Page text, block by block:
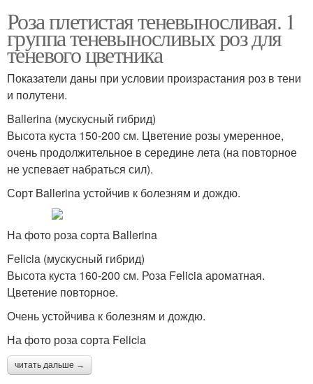
Роза плетистая теневыносливая. 1
группа теневыносливых роз для
теневого цветника
Показатели даны при условии произрастания роз в тени
и полутени.
Ballerina (мускусный гибрид)
Высота куста 150-200 см. Цветение розы умеренное,
очень продолжительное в середине лета (на повторное
не успевает набраться сил).
Сорт Ballerina устойчив к болезням и дождю.
На фото роза сорта Ballerina
Felicia (мускусный гибрид)
Высота куста 160-200 см. Роза Felicia ароматная.
Цветение повторное.
Очень устойчива к болезням и дождю.
На фото роза сорта Felicia
читать дальше →